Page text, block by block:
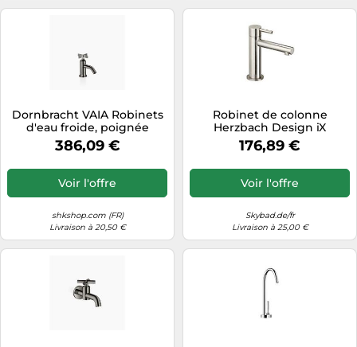
Dornbracht VAIA Robinets
d'eau froide, poignée
croisillon, saillie 89mm,
17500809-19, Couleur:
386,09 €
Voir l'offre
shkshop.com (FR)
Livraison à 20,50 €
Robinet de colonne
Herzbach Design iX
garniture de vidange sans
allumette0 , pour eau
brossé
176,89 €
Voir l'offre
Skybad.de/fr
Livraison à 25,00 €